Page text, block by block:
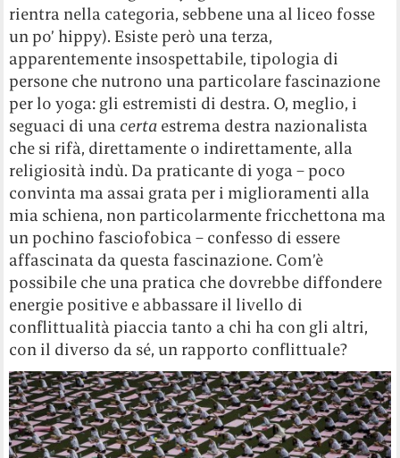
rientra nella categoria, sebbene una al liceo fosse
un po’ hippy). Esiste però una terza,
apparentemente insospettabile, tipologia di
persone che nutrono una particolare fascinazione
per lo yoga: gli estremisti di destra. O, meglio, i
seguaci di una certa estrema destra nazionalista
che si rifà, direttamente o indirettamente, alla
religiosità indù. Da praticante di yoga – poco
convinta ma assai grata per i miglioramenti alla
mia schiena, non particolarmente fricchettona ma
un pochino fasciofobica – confesso di essere
affascinata da questa fascinazione. Com’è
possibile che una pratica che dovrebbe diffondere
energie positive e abbassare il livello di
conflittualità piaccia tanto a chi ha con gli altri,
con il diverso da sé, un rapporto conflittuale?